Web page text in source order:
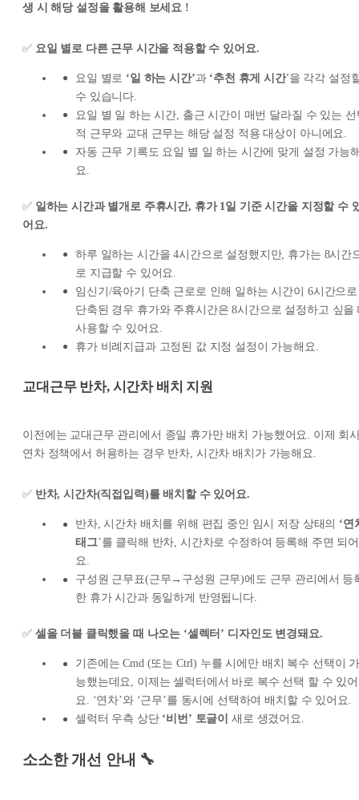
생 시 해당 설정을 활용해 보세요 !
✅ 요일 별로 다른 근무 시간을 적용할 수 있어요.
요일 별로 ‘일 하는 시간’과 ‘추천 휴게 시간'을 각각 설정
수 있습니다.
요일 별 일 하는 시간, 출근 시간이 매번 달라질 수 있는 선
적 근무와 교대 근무는 해당 설정 적용 대상이 아니에요.
자동 근무 기록도 요일 별 일 하는 시간에 맞게 설정 가능
요.
✅ 일하는 시간과 별개로 주휴시간, 휴가 1일 기준 시간을 지정할 수
어요.
하루 일하는 시간을 4시간으로 설정했지만, 휴가는 8시간
로 지급할 수 있어요.
임신기/육아기 단축 근로로 인해 일하는 시간이 6시간으로
단축된 경우 휴가와 주휴시간은 8시간으로 설정하고 싶을
사용할 수 있어요.
휴가 비례지급과 고정된 값 지정 설정이 가능해요.
교대근무 반차, 시간차 배치 지원
이전에는 교대근무 관리에서 종일 휴가만 배치 가능했어요. 이제 회
연차 정책에서 허용하는 경우 반차, 시간차 배치가 가능해요.
✅ 반차, 시간차(직접입력)를 배치할 수 있어요.
반차, 시간차 배치를 위해 편집 중인 임시 저장 상태의 ‘연
태그’를 클릭해 반차, 시간차로 수정하여 등록해 주면 되어
요.
구성원 근무표(근무→구성원 근무)에도 근무 관리에서 등
한 휴가 시간과 동일하게 반영됩니다.
✅ 셀을 더블 클릭했을 때 나오는 ‘셀렉터’ 디자인도 변경돼요.
기존에는 Cmd (또는 Ctrl) 누를 시에만 배치 복수 선택이
능했는데요, 이제는 셀럭터에서 바로 복수 선택 할 수 있어
요. ‘연차’와 ‘근무’를 동시에 선택하여 배치할 수 있어요.
셀럭터 우측 상단 ‘비번’ 토글이 새로 생겼어요.
소소한 개선 안내 🔧